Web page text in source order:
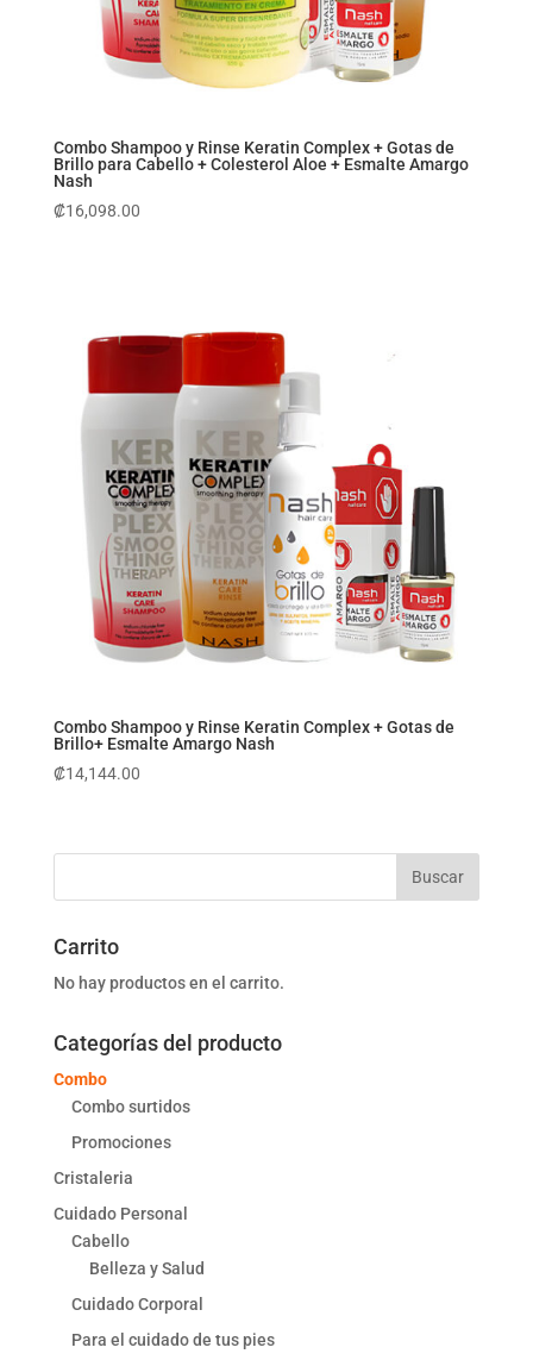
Combo Shampoo y Rinse Keratin Complex + Gotas de
Brillo para Cabello + Colesterol Aloe + Esmalte Amargo
Nash
₡16,098.00
Combo Shampoo y Rinse Keratin Complex + Gotas de
Brillo+ Esmalte Amargo Nash
₡14,144.00
Carrito
No hay productos en el carrito.
Categorías del producto
Combo
Combo surtidos
Promociones
Cristaleria
Cuidado Personal
Cabello
Belleza y Salud
Cuidado Corporal
Para el cuidado de tus pies